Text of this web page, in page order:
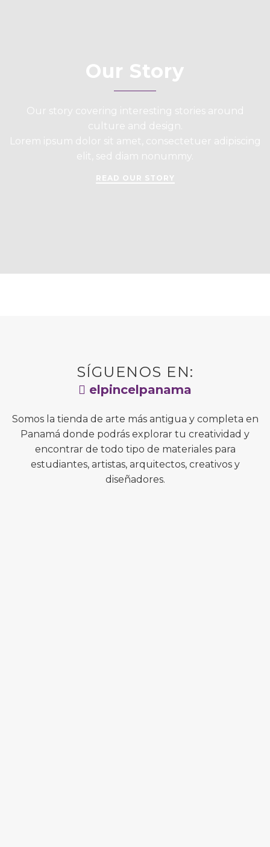
Our Story
Our story covering interesting stories around
culture and design.
Lorem ipsum dolor sit amet, consectetuer adipiscing
elit, sed diam nonummy.
READ OUR STORY
SÍGUENOS EN:
elpincelpanama
Somos la tienda de arte más antigua y completa en
Panamá donde podrás explorar tu creatividad y
encontrar de todo tipo de materiales para
estudiantes, artistas, arquitectos, creativos y
diseñadores.